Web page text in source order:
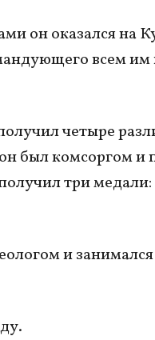
он оказался на
всем
четыре
был комсоргом и
три медали:
и